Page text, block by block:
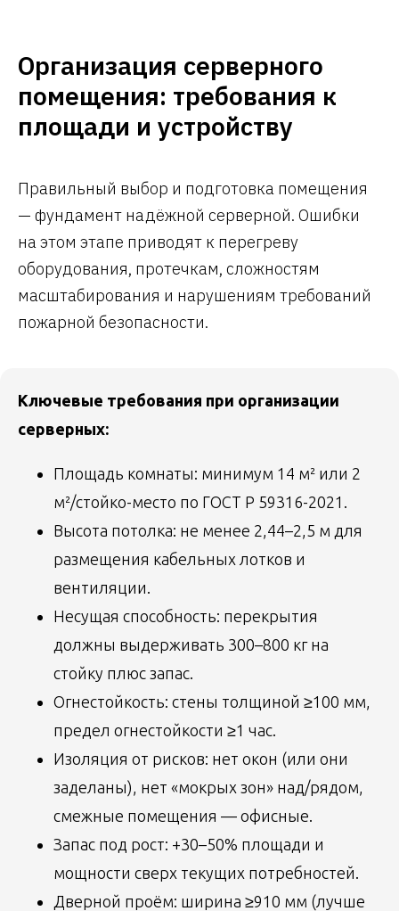
Организация серверного
помещения: требования к
площади и устройству
Правильный выбор и подготовка помещения
— фундамент надёжной серверной. Ошибки
на этом этапе приводят к перегреву
оборудования, протечкам, сложностям
масштабирования и нарушениям требований
пожарной безопасности.
Ключевые требования при организации
серверных:
Площадь комнаты: минимум 14 м² или 2
м²/стойко-место по ГОСТ Р 59316-2021.
Высота потолка: не менее 2,44–2,5 м для
размещения кабельных лотков и
вентиляции.
Несущая способность: перекрытия
должны выдерживать 300–800 кг на
стойку плюс запас.
Огнестойкость: стены толщиной ≥100 мм,
предел огнестойкости ≥1 час.
Изоляция от рисков: нет окон (или они
заделаны), нет «мокрых зон» над/рядом,
смежные помещения — офисные.
Запас под рост: +30–50% площади и
мощности сверх текущих потребностей.
Дверной проём: ширина ≥910 мм (лучше